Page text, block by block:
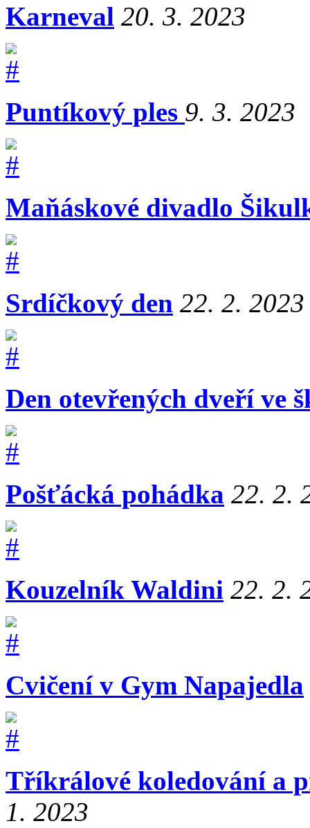
Karneval 20. 3. 2023
Puntíkový ples 9. 3. 2023
Maňáskové divadlo
Srdíčkový den 22. 2. 2023
Den otevřených dveří ve
Pošťácká pohádka 22. 2.
Kouzelník Waldini 22. 2.
Cvičení v Gym Napajedla
Tříkrálové koledování a
1. 2023